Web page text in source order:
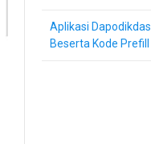
Aplikasi
Beserta Kode